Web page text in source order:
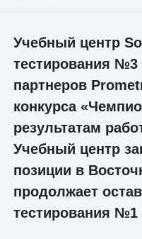
Учебный центр
тестирования №3
партнеров
конкурса
результатам
Учебный центр
позиции в
продолжает
тестирования №1